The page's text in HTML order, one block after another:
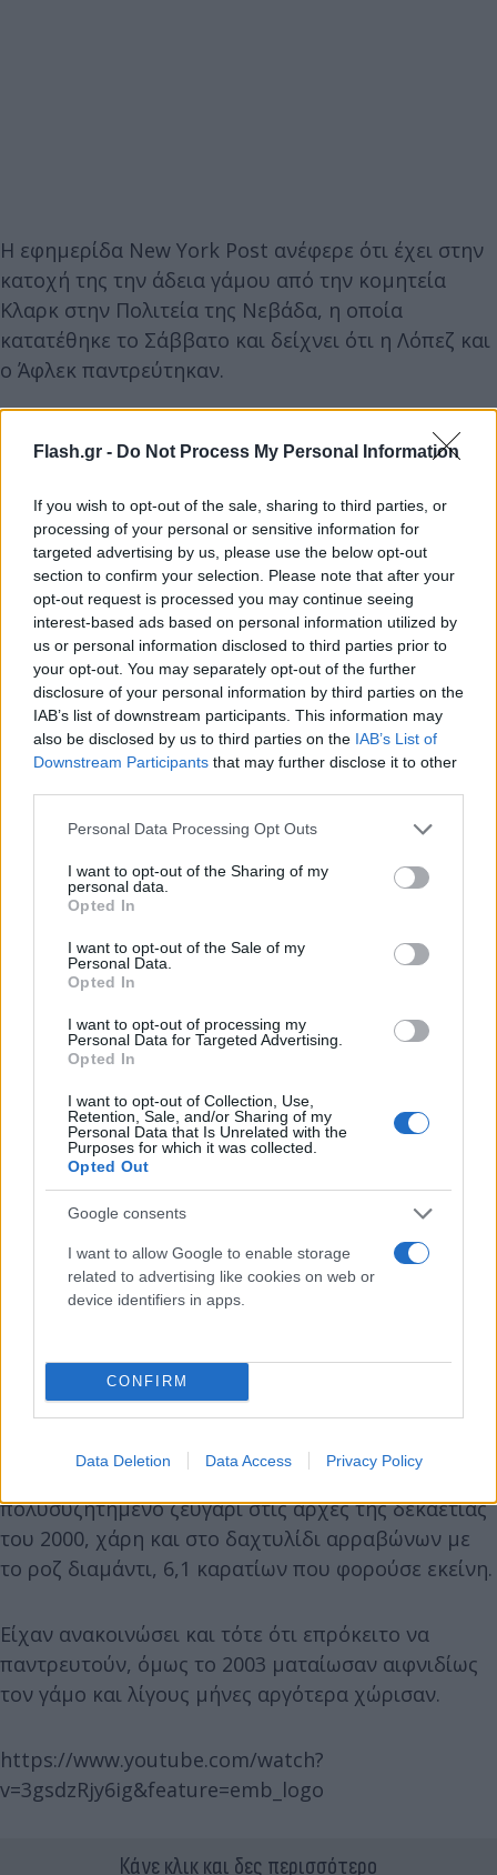
Flash.gr - Do Not Process My Personal Information
If you wish to opt-out of the sale, sharing to third parties, or
processing of your personal or sensitive information for
targeted advertising by us, please use the below opt-out
section to confirm your selection. Please note that after your
opt-out request is processed you may continue seeing
interest-based ads based on personal information utilized by
us or personal information disclosed to third parties prior to
your opt-out. You may separately opt-out of the further
disclosure of your personal information by third parties on the
IAB’s list of downstream participants. This information may
also be disclosed by us to third parties on the IAB’s List of
Downstream Participants that may further disclose it to other
Please note that this website/app uses one or more Google
not limited to your visit or usage behaviour. You may click to
grant or deny consent to Google and its third-party tags to
use your data for below specified purposes in below Google
consent section.
Personal Data Processing Opt Outs
I want to opt-out of the Sharing of my
personal data.
Opted In
I want to opt-out of the Sale of my
Personal Data.
Opted In
I want to opt-out of processing my
Personal Data for Targeted Advertising.
Opted In
I want to opt-out of Collection, Use,
Retention, Sale, and/or Sharing of my
Personal Data that Is Unrelated with the
Purposes for which it was collected.
Opted Out
Google consents
I want to allow Google to enable storage
related to advertising like cookies on web or
device identifiers in apps.
CONFIRM
Data Deletion Data Access Privacy Policy
Η εφημερίδα New York Post ανέφερε ότι έχει στην
κατοχή της την άδεια γάμου από την κομητεία
Κλαρκ στην Πολιτεία της Νεβάδα, η οποία
κατατέθηκε το Σάββατο και δείχνει ότι η Λόπεζ και
ο Άφλεκ παντρεύτηκαν.
διασημοτήτων, ανέφερε επίσης ότι το ζευγάρι
ενώθηκε με τα δεσμά του γάμου.
https://twitter.com/TMZ/status/
Ο Άφλεκ και η Λόπεζ επανενώθηκαν πέρσι και
αρραβωνιάστηκαν φέτος τον Απρίλιο. Ήταν το πιο
πολυσυζητημένο ζευγάρι στις αρχές της δεκαετίας
του 2000, χάρη και στο δαχτυλίδι αρραβώνων με
το ροζ διαμάντι, 6,1 καρατίων που φορούσε εκείνη.
Είχαν ανακοινώσει και τότε ότι επρόκειτο να
παντρευτούν, όμως το 2003 ματαίωσαν αιφνιδίως
τον γάμο και λίγους μήνες αργότερα χώρισαν.
https://www.youtube.com/watch?
v=3gsdzRjy6ig&feature=emb_logo
Κάνε κλικ και δες περισσότερο